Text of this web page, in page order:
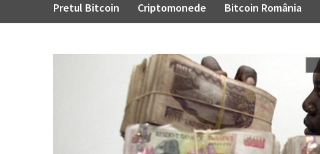
Pretul Bitcoin Criptomonede Bitcoin România